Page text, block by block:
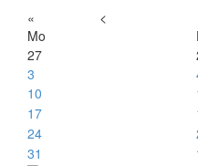
«
<
Mo
27
3
10
17
24
31